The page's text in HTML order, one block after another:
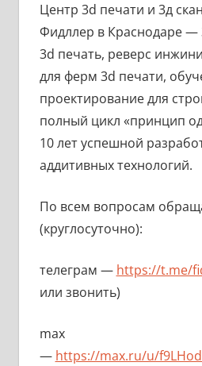
Центр 3d печати и 3д
Фидллер в Краснодаре —
3d печать, реверс
для ферм 3d печати,
проектирование для
полный цикл «принцип
10 лет успешной
аддитивных технологий.
По всем вопросам
(круглосуточно):
телеграм — https://t.me/
или звонить)
max
— https://max.ru/u/